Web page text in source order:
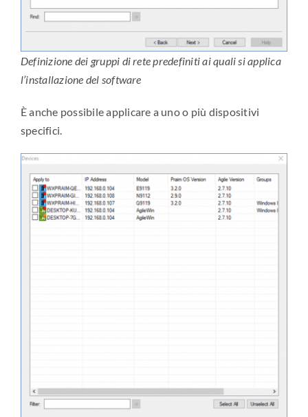
Definizione dei gruppi di rete predefiniti ai quali si applica
l’installazione del software
È anche possibile applicare a uno o più dispositivi
specifici.